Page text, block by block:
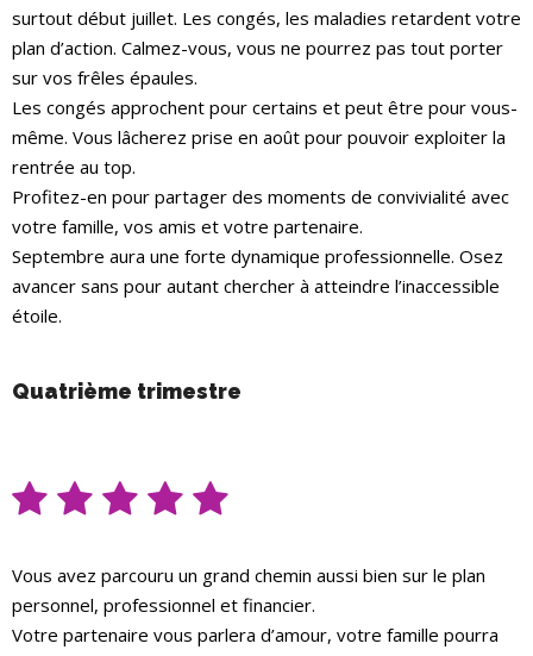
surtout début juillet. Les congés, les maladies retardent votre
plan d’action. Calmez-vous, vous ne pourrez pas tout porter
sur vos frêles épaules.
Les congés approchent pour certains et peut être pour vous-
même. Vous lâcherez prise en août pour pouvoir exploiter la
rentrée au top.
Profitez-en pour partager des moments de convivialité avec
votre famille, vos amis et votre partenaire.
Septembre aura une forte dynamique professionnelle. Osez
avancer sans pour autant chercher à atteindre l’inaccessible
étoile.
Quatrième trimestre
Vous avez parcouru un grand chemin aussi bien sur le plan
personnel, professionnel et financier.
Votre partenaire vous parlera d’amour, votre famille pourra